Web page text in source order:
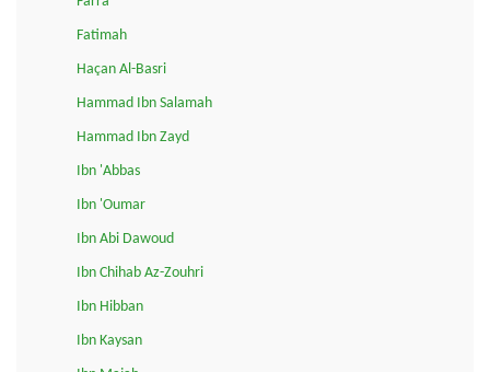
Fatimah
Haçan Al-Basri
Hammad Ibn Salamah
Hammad Ibn Zayd
Ibn 'Abbas
Ibn 'Oumar
Ibn Abi Dawoud
Ibn Chihab Az-Zouhri
Ibn Hibban
Ibn Kaysan